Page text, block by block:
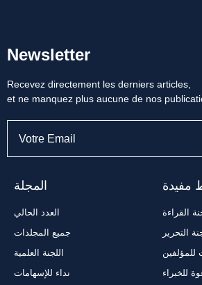
Newsletter
Recevez directement les derniers articles,
et ne manquez plus aucune de nos
المجلة
العدد الحالي
جميع المجلدات
اللجنة العلمية
نداء للإسهامات
مفيدة
القراءة
التحرير
للمؤلفين
للخبراء